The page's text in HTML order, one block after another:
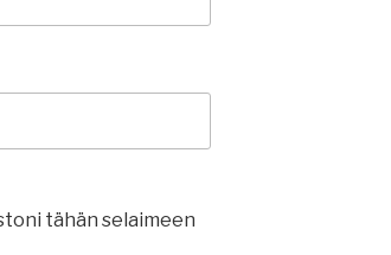
tähän selaimeen